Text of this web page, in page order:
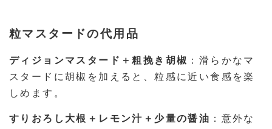
粒マスタードの代用品
ディジョンマスタード＋粗挽き胡椒 ：滑らかなマ
スタードに胡椒を加えると、粒感に近い食感を楽
しめます。
すりおろし大根＋レモン汁＋少量の醤油 ：意外な